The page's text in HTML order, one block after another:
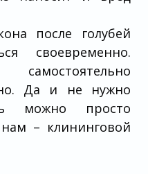
после голубей
своевременно.
Да и не нужно
можно просто
– клининговой